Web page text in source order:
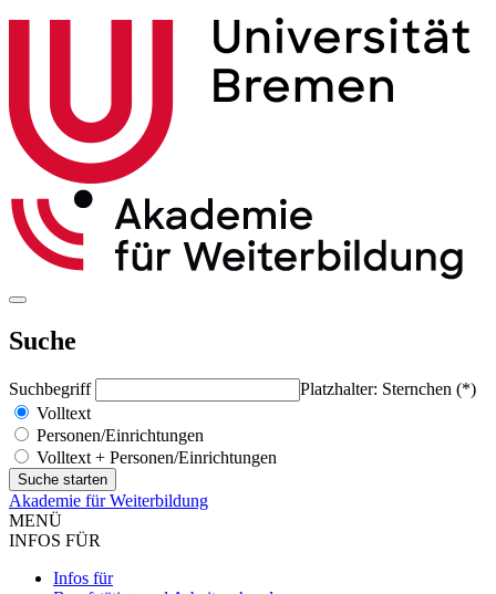
Suche
Suchbegriff
Platzhalter: Sternchen (*)
Volltext
Personen/Einrichtungen
Volltext + Personen/Einrichtungen
Akademie für Weiterbildung
MENÜ
INFOS FÜR
Infos für